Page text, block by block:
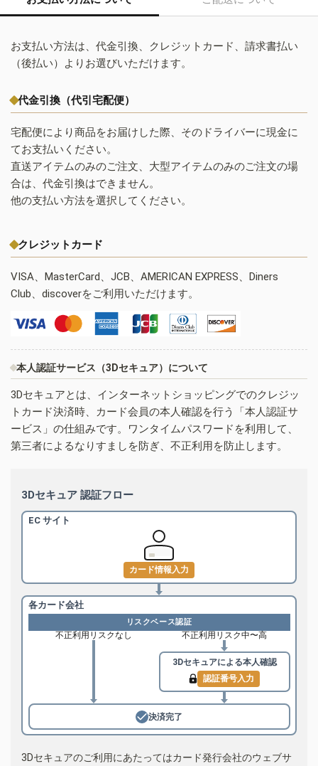
お支払い方法は、代金引換、クレジットカード、請求書払い
（後払い）よりお選びいただけます。
代金引換（代引宅配便）
宅配便により商品をお届けした際、そのドライバーに現金に
てお支払いください。
直送アイテムのみのご注文、大型アイテムのみのご注文の場
合は、代金引換はできません。
他の支払い方法を選択してください。
クレジットカード
VISA、MasterCard、JCB、AMERICAN EXPRESS、Diners
Club、discoverをご利用いただけます。
本人認証サービス（3Dセキュア）について
3Dセキュアとは、インターネットショッピングでのクレジッ
トカード決済時、カード会員の本人確認を行う「本人認証サ
ービス」の仕組みです。ワンタイムパスワードを利用して、
第三者によるなりすましを防ぎ、不正利用を防止します。
3Dセキュア 認証フロー
EC サイト
カード情報入力
各カード会社
リスクベース認証
不正利用リスクなし 不正利用リスク中〜高
3Dセキュアによる本人確認
認証番号入力
決済完了
3Dセキュアのご利用にあたってはカード発行会社のウェブサ